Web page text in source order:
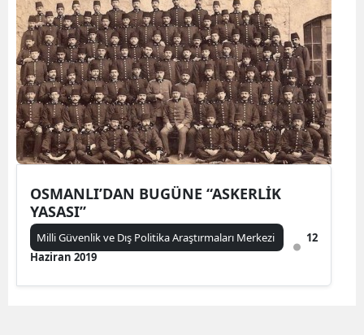
OSMANLI’DAN BUGÜNE “ASKERLİK
YASASI”
Milli Güvenlik ve Dış Politika Araştırmaları Merkezi
12
Haziran 2019